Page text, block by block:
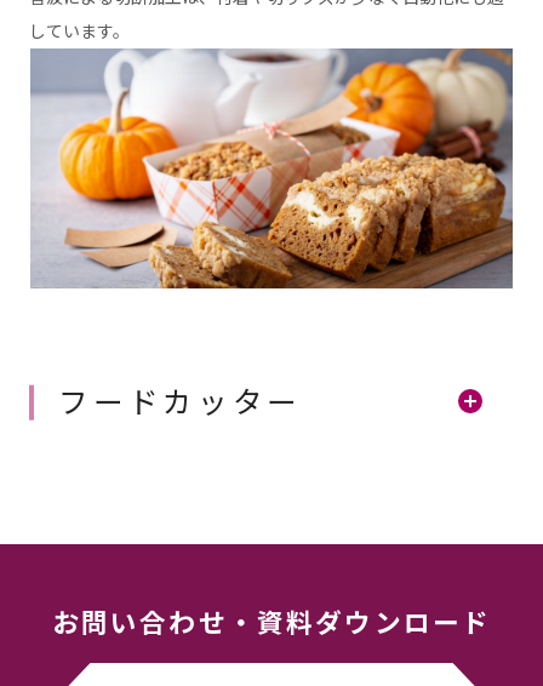
しています。
フードカッター
お問い合わせ ・ 資料ダウンロード